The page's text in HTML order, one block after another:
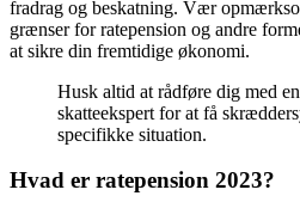
fradrag og beskatning. Vær
grænser for ratepension og andre
at sikre din fremtidige økonomi.
Husk altid at rådføre dig med
skatteekspert for at få
specifikke situation.
Hvad er ratepension 2023?